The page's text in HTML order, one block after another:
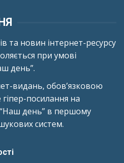
та новин інтернет-ресурсу
при умові
день”.
видань, обов’язковою
посилання на
“Наш день” в першому
систем.